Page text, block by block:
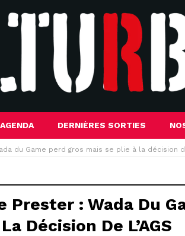
AGENDA DERNIÈRES SORTIES
du Game perd gros mais se plie à la décision
: Wada Du
Décision De L’AGS